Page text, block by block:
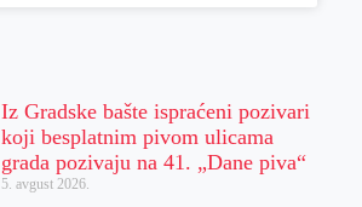
Iz Gradske bašte ispraćeni pozivari
koji besplatnim pivom ulicama
grada pozivaju na 41. „Dane piva“
5. avgust 2026.